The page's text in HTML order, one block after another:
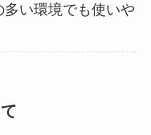
い環境でも使いや